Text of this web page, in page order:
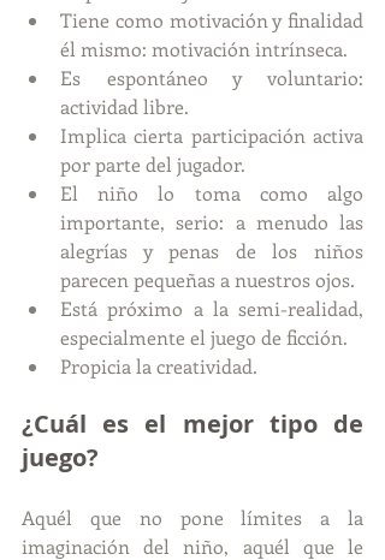
Tiene como motivación y finalidad
él mismo: motivación intrínseca.
Es espontáneo y voluntario:
actividad libre.
Implica cierta participación activa
por parte del jugador.
El niño lo toma como algo
importante, serio: a menudo las
alegrías y penas de los niños
Está próximo a la semi-realidad,
especialmente el juego de ficción.
Propicia la creatividad.
¿Cuál es el mejor tipo de
juego?
Aquél que no pone límites a la
imaginación del niño, aquél que le